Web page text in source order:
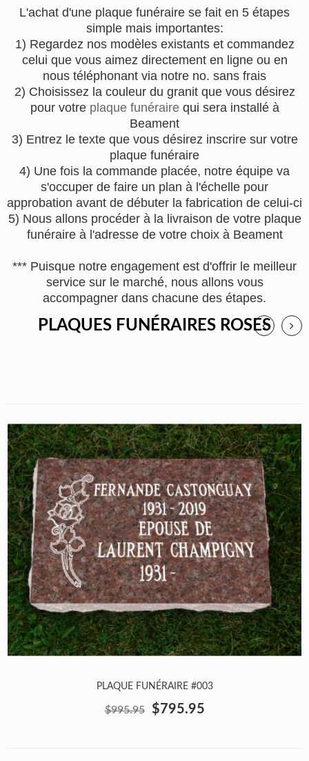
L'achat d'une plaque funéraire se fait en 5 étapes
simple mais importantes:
1) Regardez nos modèles existants et commandez
celui que vous aimez directement en ligne ou en
nous téléphonant via notre no. sans frais
2) Choisissez la couleur du granit que vous désirez
pour votre plaque funérairequi sera installé à
Beament
3) Entrez le texte que vous désirez inscrire sur votre
plaque funéraire
4) Une fois la commande placée, notre équipe va
s'occuper de faire un plan à l'échelle pour
approbation avant de débuter la fabrication de celui-ci
5) Nous allons procéder à la livraison de votre plaque
funéraire à l'adresse de votre choix à Beament
*** Puisque notre engagement est d'offrir le meilleur
service sur le marché, nous allons vous
accompagner dans chacune des étapes.
PLAQUES FUNÉRAIRES ROSES
PLAQUE FUNÉRAIRE #003
$995.95 $795.95